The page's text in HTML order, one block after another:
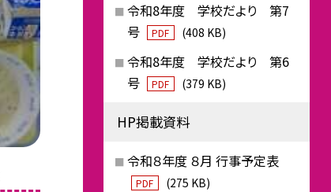
令和8年度 学校だより 第7
号
PDF (408 KB)
令和8年度 学校だより 第6
号
PDF (379 KB)
HP掲載資料
令和８年度 ８月 行事予定表
PDF (275 KB)